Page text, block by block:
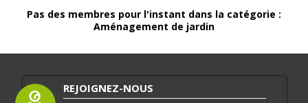
Pas des membres pour l'instant dans la catégorie :
Aménagement de jardin
REJOIGNEZ-NOUS